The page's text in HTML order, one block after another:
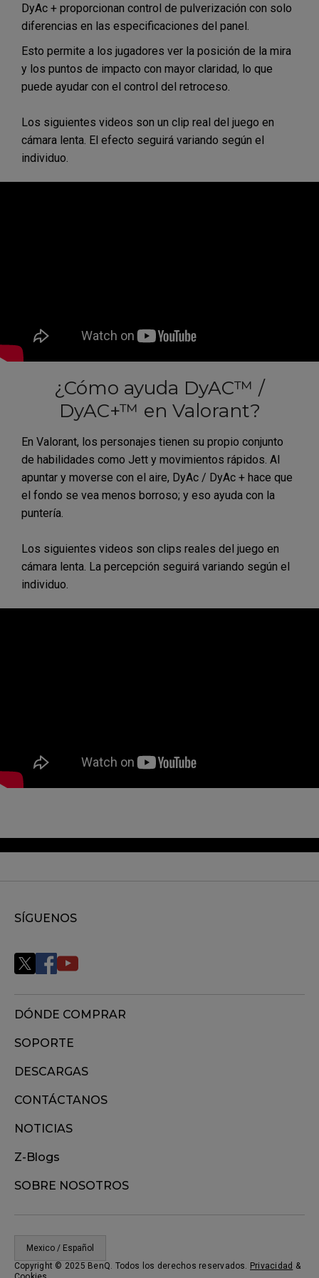
DyAc + proporcionan control de pulverización con solo
diferencias en las especificaciones del panel.
Esto permite a los jugadores ver la posición de la mira
y los puntos de impacto con mayor claridad, lo que
puede ayudar con el control del retroceso.
Los siguientes videos son un clip real del juego en
cámara lenta. El efecto seguirá variando según el
individuo.
¿Cómo ayuda DyAC™ /
DyAC+™ en Valorant?
En Valorant, los personajes tienen su propio conjunto
de habilidades como Jett y movimientos rápidos. Al
apuntar y moverse con el aire, DyAc / DyAc + hace que
el fondo se vea menos borroso; y eso ayuda con la
puntería.
Los siguientes videos son clips reales del juego en
cámara lenta. La percepción seguirá variando según el
individuo.
SÍGUENOS
DÓNDE COMPRAR
SOPORTE
DESCARGAS
CONTÁCTANOS
NOTICIAS
Z-Blogs
SOBRE NOSOTROS
Mexico / Español
Copyright © 2025 BenQ. Todos los derechos reservados. Privacidad &